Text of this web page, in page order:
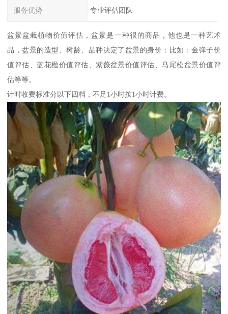
服务优势 专业评估团队
盆景盆栽植物价值评估，盆景是一种很的商品，他也是一种艺术
品，盆景的造型、树龄、品种决定了盆景的身价：比如：金弹子价
值评估、蓝花楹价值评估、紫薇盆景价值评估、马尾松盆景价值评
估等等。
计时收费标准分以下四档，不足1小时按1小时计费。